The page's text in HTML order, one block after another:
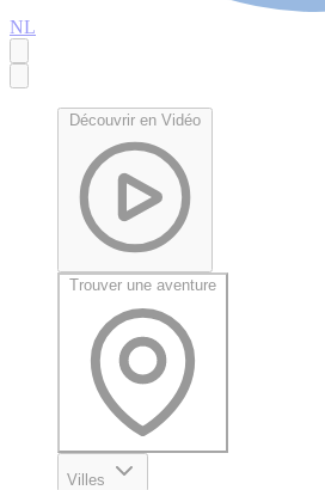
NL
Découvrir en Vidéo
Trouver une aventure
Villes